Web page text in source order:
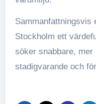
Sammanfattningsvis
Stockholm ett
söker snabbare,
stadigvarande och